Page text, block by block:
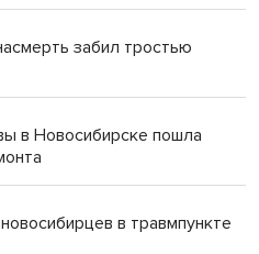
забил тростью
в Новосибирске пошла
в травмпункте